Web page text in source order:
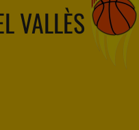
VALLÈS